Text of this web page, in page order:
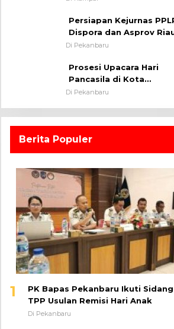
Persiapan Kejurnas
Dispora dan Asprov
Tinjau Kelayakan
Di Pekanbaru
Prosesi Upacara Hari
Pancasila di Kota
Pekanbaru Tetap
Di Pekanbaru
Berita Populer
1
PK Bapas Pekanbaru Ikuti Sidang
TPP Usulan Remisi Hari Anak
Di Pekanbaru